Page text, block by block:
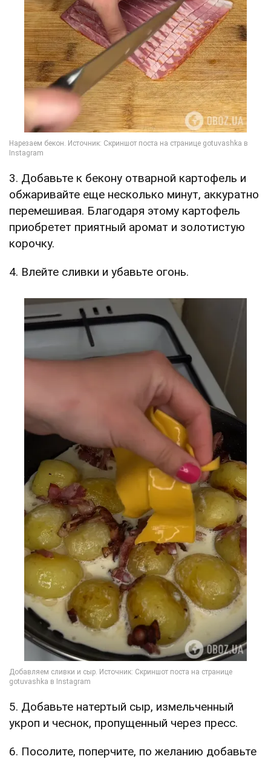
3. Добавьте к бекону отварной картофель и
обжаривайте еще несколько минут, аккуратно
перемешивая. Благодаря этому картофель
приобретет приятный аромат и золотистую
корочку.
4. Влейте сливки и убавьте огонь.
5. Добавьте натертый сыр, измельченный
укроп и чеснок, пропущенный через пресс.
6. Посолите, поперчите, по желанию добавьте